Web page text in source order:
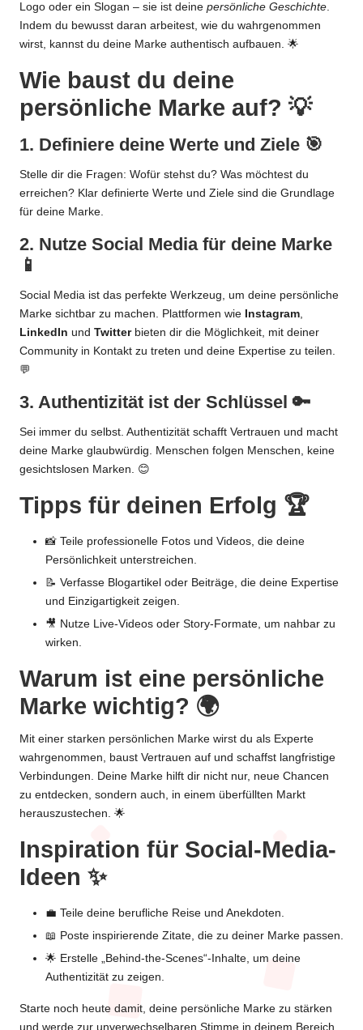
Logo oder ein Slogan – sie ist deine persönliche Geschichte.
Indem du bewusst daran arbeitest, wie du wahrgenommen
wirst, kannst du deine Marke authentisch aufbauen. 🌟
Wie baust du deine
persönliche Marke auf? 💡
1. Definiere deine Werte und Ziele 🎯
Stelle dir die Fragen: Wofür stehst du? Was möchtest du
erreichen? Klar definierte Werte und Ziele sind die Grundlage
für deine Marke.
2. Nutze Social Media für deine Marke
📱
Social Media ist das perfekte Werkzeug, um deine persönliche
Marke sichtbar zu machen. Plattformen wie Instagram,
LinkedIn und Twitterbieten dir die Möglichkeit, mit deiner
Community in Kontakt zu treten und deine Expertise zu teilen.
💬
3. Authentizität ist der Schlüssel 🔑
Sei immer du selbst. Authentizität schafft Vertrauen und macht
deine Marke glaubwürdig. Menschen folgen Menschen, keine
gesichtslosen Marken. 😊
Tipps für deinen Erfolg 🏆
📸 Teile professionelle Fotos und Videos, die deine
Persönlichkeit unterstreichen.
📝 Verfasse Blogartikel oder Beiträge, die deine Expertise
und Einzigartigkeit zeigen.
🎥 Nutze Live-Videos oder Story-Formate, um nahbar zu
wirken.
Warum ist eine persönliche
Marke wichtig? 🌍
Mit einer starken persönlichen Marke wirst du als Experte
wahrgenommen, baust Vertrauen auf und schaffst langfristige
Verbindungen. Deine Marke hilft dir nicht nur, neue Chancen
zu entdecken, sondern auch, in einem überfüllten Markt
herauszustechen. 🌟
Inspiration für Social-Media-
Ideen ✨
💼 Teile deine berufliche Reise und Anekdoten.
📖 Poste inspirierende Zitate, die zu deiner Marke passen.
🌟 Erstelle „Behind-the-Scenes“-Inhalte, um deine
Authentizität zu zeigen.
Starte noch heute damit, deine persönliche Marke zu stärken
und werde zur unverwechselbaren Stimme in deinem Bereich.